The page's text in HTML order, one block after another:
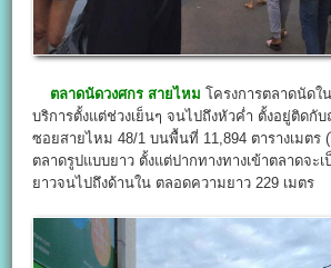
ตลาดนัดวงศกร สายไหม โครงการตลาดนัดใ
บริการตั้งแต่ช่วงเย็นๆ จนไปถึงหัวค่ำ ตั้งอยู่ติดกั
ซอยสายไหม 48/1 บนพื้นที่ 11,894 ตารางเมตร
ตลาดรูปแบบยาว ตั้งแต่ปากทางทางเข้าตลาดจะ
ยาวจนไปถึงด้านใน ตลอดความยาว 229 เมตร